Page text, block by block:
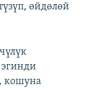
өйдөлөй
кошуна